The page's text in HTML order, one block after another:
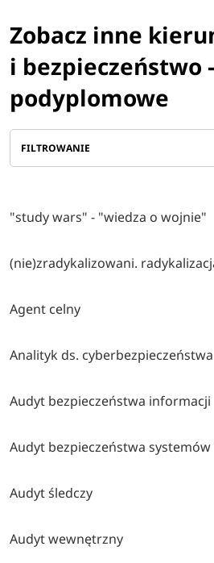
Zobacz inne
i bezpieczeństwo -
podyplomowe
FILTROWANIE
"study wars" - "wiedza o wojnie"
(nie)zradykalizowani.
Agent celny
Analityk ds. cyberbezpieczeństwa
Audyt bezpieczeństwa informacji
Audyt bezpieczeństwa
Audyt śledczy
Audyt wewnętrzny